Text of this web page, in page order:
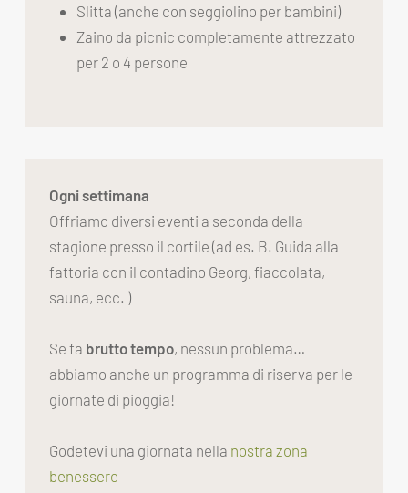
Slitta (anche con seggiolino per bambini)
Zaino da picnic completamente attrezzato
per 2 o 4 persone
Ogni settimana
Offriamo diversi eventi a seconda della
stagione presso il cortile (ad es. B. Guida alla
fattoria con il contadino Georg, fiaccolata,
sauna, ecc. )
Se fa brutto tempo, nessun problema…
abbiamo anche un programma di riserva per le
giornate di pioggia!
Godetevi una giornata nella nostra zona
benessere